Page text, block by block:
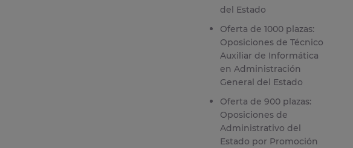
del Estado
Oferta de 1000 plazas:
Oposiciones de Técnico
Auxiliar de Informática
en Administración
General del Estado
Oferta de 900 plazas:
Oposiciones de
Administrativo del
Estado por Promoción